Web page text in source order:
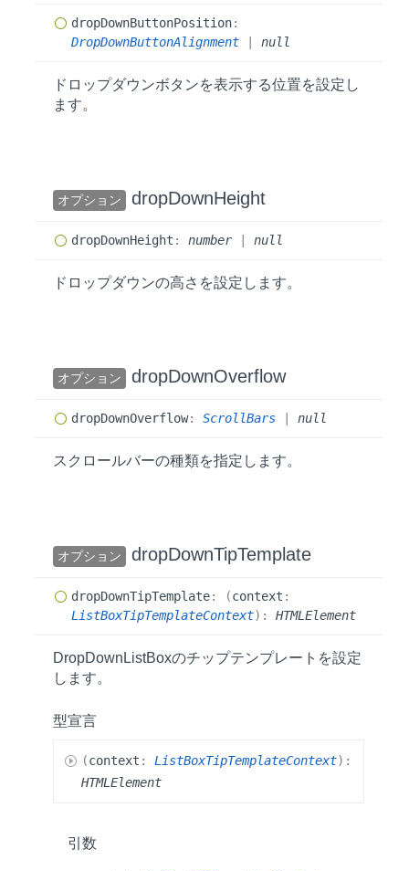
dropDownButtonPosition:
DropDownButtonAlignment
null
ドロップダウンボタンを表示する位置を設定し
ます。
オプション dropDownHeight
dropDownHeight : number| null
ドロップダウンの高さを設定します。
オプション dropDownOverflow
dropDownOverflow: ScrollBars null
スクロールバーの種類を指定します。
オプション dropDownTipTemplate
dropDownTipTemplate: (context :
ListBoxTipTemplateContext) : HTMLElement
DropDownListBoxのチップテンプレートを設定
します。
型宣言
(context : ListBoxTipTemplateContext) :
HTMLElement
引数